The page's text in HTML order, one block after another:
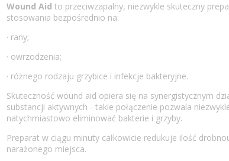
Wound Aid to przeciwzapalny, niezwykle skuteczny
stosowania bezpośrednio na:
· rany;
· owrzodzenia;
· różnego rodzaju grzybice i infekcje bakteryjne.
Skuteczność wound aid opiera się na synergistycznym
substancji aktywnych - takie połączenie pozwala
natychmiastowo eliminować bakterie i grzyby.
Preparat w ciągu minuty całkowicie redukuje ilość
narażonego miejsca.